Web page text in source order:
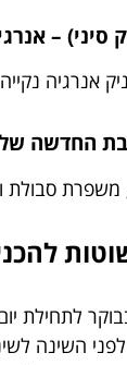
אנרגיה
סבולת
לתחילת
השינה